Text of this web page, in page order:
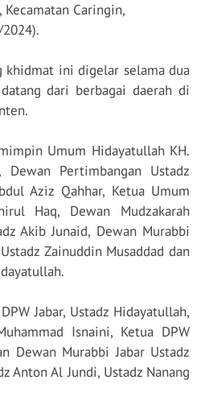
Kecamatan Caringin,
khidmat ini digelar selama dua
dari berbagai daerah di
Umum Hidayatullah KH.
Dewan Pertimbangan Ustadz
Aziz Qahhar, Ketua Umum
Haq, Dewan Mudzakarah
Akib Junaid, Dewan Murabbi
Zainuddin Musaddad dan
Jabar, Ustadz Hidayatullah,
Isnaini, Ketua DPW
Dewan Murabbi Jabar Ustadz
Anton Al Jundi, Ustadz Nanang